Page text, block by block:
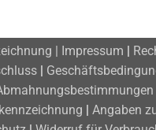
| Impressum |
|
| Angaben